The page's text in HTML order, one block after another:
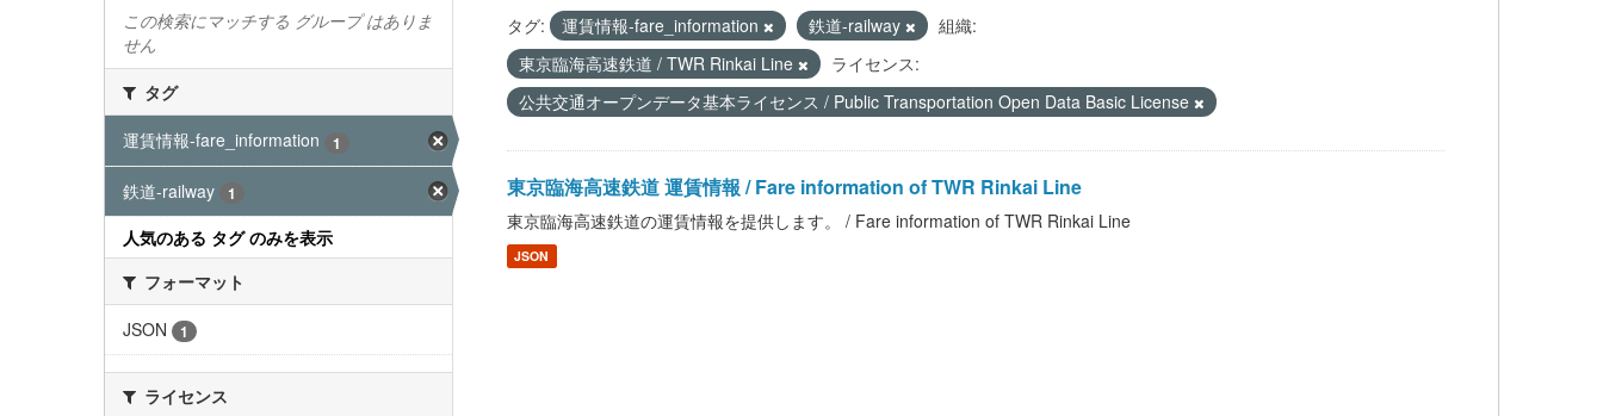
この検索にマッチする グループ はありま
せん
タグ
運賃情報-fare_information
1
鉄道-railway 1
人気のある タグ のみを表示
フォーマット
JSON
1
ライセンス
タグ: 運賃情報-fare_information 鉄道-railway
組織:
東京臨海高速鉄道 / TWR Rinkai Line
ライセンス:
公共交通オープンデータ基本ライセンス / Public Transportation Open Data Basic License
東京臨海高速鉄道 運賃情報 / Fare information of TWR Rinkai Line
東京臨海高速鉄道の運賃情報を提供します。 / Fare information of TWR Rinkai Line
JSON